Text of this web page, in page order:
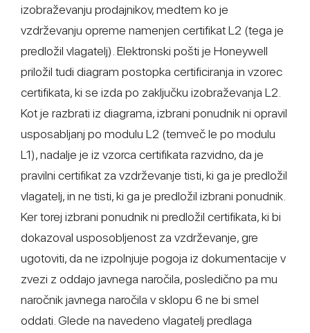
izobraževanju prodajnikov, medtem ko je
vzdrževanju opreme namenjen certifikat L2 (tega je
predložil vlagatelj). Elektronski pošti je Honeywell
priložil tudi diagram postopka certificiranja in vzorec
certifikata, ki se izda po zaključku izobraževanja L2.
Kot je razbrati iz diagrama, izbrani ponudnik ni opravil
usposabljanj po modulu L2 (temveč le po modulu
L1), nadalje je iz vzorca certifikata razvidno, da je
pravilni certifikat za vzdrževanje tisti, ki ga je predložil
vlagatelj, in ne tisti, ki ga je predložil izbrani ponudnik.
Ker torej izbrani ponudnik ni predložil certifikata, ki bi
dokazoval usposobljenost za vzdrževanje, gre
ugotoviti, da ne izpolnjuje pogoja iz dokumentacije v
zvezi z oddajo javnega naročila, posledično pa mu
naročnik javnega naročila v sklopu 6 ne bi smel
oddati. Glede na navedeno vlagatelj predlaga